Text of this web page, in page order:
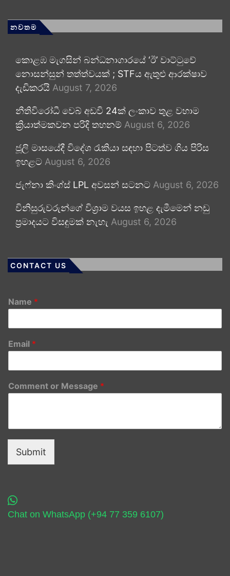
නවතම
කොළඹ මැගසින් බන්ධනාගාරයේ ‘ඊ’ වාට්ටුවේ
නොසන්සුන් තත්ත්වයක් ; STFය ඇතුළු ආරක්ෂාව
දැඩිකරයි August 7, 2026
නීතිවිරෝධී වෙබ් අඩවි 24ක් ලංකාව තුළ වහාම
ක්‍රියාත්මකවන පරිදි තහනම් August 6, 2026
ජූලි මාසයේදී විදේශ රැකියා සඳහා පිටත්ව ගිය පිරිස
ඉහළට August 6, 2026
ජැෆ්නා කිංග්ස් LPL අවසන් සටනට August 6, 2026
විනිසුරුවරුන්ගේ විශ්‍රාම වයස ඉහළ දැමීමෙන් නඩු
ප්‍රමාදයට විසඳුමක් නැහැ August 6, 2026
CONTACT US
Name *
Email *
Comment or Message *
Submit
Chat on WhatsApp (+94 77 359 6107)